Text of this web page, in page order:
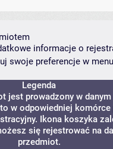
informacje o
swoje preferencje w menu
Legenda
jest prowadzony w
w odpowiedniej komórce
Ikona koszyka
się rejestrować na
przedmiot.